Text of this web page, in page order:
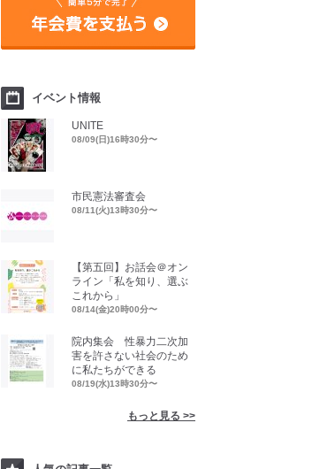
イベント情報
UNITE
08/09(日)16時30分〜
市民憲法審査会
08/11(火)13時30分〜
【第五回】お話会＠オン
ライン「私を知り、選ぶ
これから」
08/14(金)20時00分〜
院内集会 性暴力二次加
害を許さない社会のため
に私たちができる
08/19(水)13時30分〜
もっと見る >>